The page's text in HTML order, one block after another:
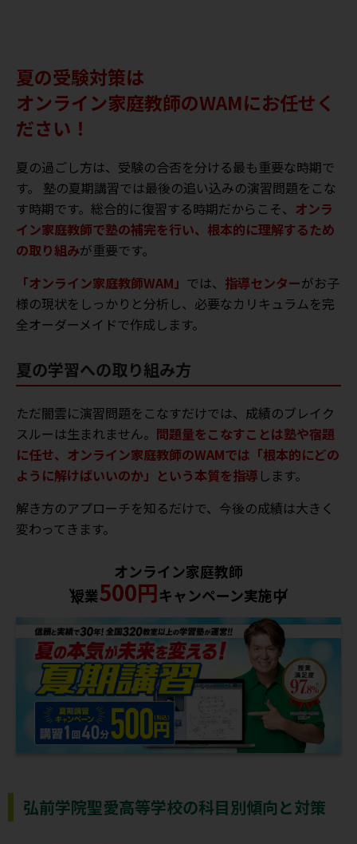
夏の受験対策は
オンライン家庭教師のWAMにお任せく
ださい！
夏の過ごし方は、受験の合否を分ける最も重要な時期で
す。 塾の夏期講習では最後の追い込みの演習問題をこな
す時期です。総合的に復習する時期だからこそ、 オンラ
イン家庭教師で塾の補完を行い、根本的に理解するため
の取り組みが重要です。
「オンライン家庭教師WAM」 では、 指導センターがお子
様の現状をしっかりと分析し、必要なカリキュラムを完
全オーダーメイドで作成します。
夏の学習への取り組み方
ただ闇雲に演習問題をこなすだけでは、成績のブレイク
スルーは生まれません。 問題量をこなすことは塾や宿題
に任せ、オンライン家庭教師のWAMでは「根本的にどの
ように解けばいいのか」という本質を指導 します。
解き方のアプローチを知るだけで、今後の成績は大きく
変わってきます。
オンライン家庭教師
授業500円キャンペーン実施中
弘前学院聖愛高等学校の科目別傾向と対策